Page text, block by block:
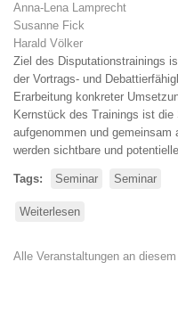
Anna-Lena Lamprecht
Susanne Fick
Harald Völker
Ziel des Disputationstrainings
der Vortrags- und
Erarbeitung konkreter
Kernstück des Trainings ist
aufgenommen und gemeinsam
werden sichtbare und
Tags Seminar Seminar
Weiterlesen
Alle Veranstaltungen an